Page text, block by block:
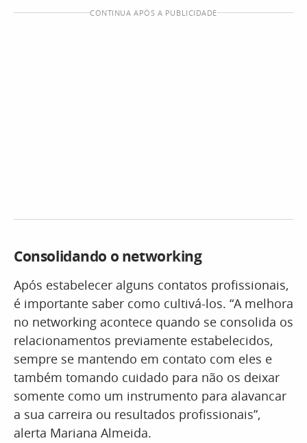
CONTINUA APÓS A PUBLICIDADE
Consolidando o networking
Após estabelecer alguns contatos profissionais,
é importante saber como cultivá-los. “A melhora
no networking acontece quando se consolida os
relacionamentos previamente estabelecidos,
sempre se mantendo em contato com eles e
também tomando cuidado para não os deixar
somente como um instrumento para alavancar
a sua carreira ou resultados profissionais”,
alerta Mariana Almeida.